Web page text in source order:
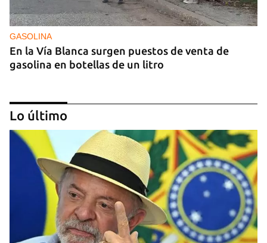
GASOLINA
En la Vía Blanca surgen puestos de venta de
gasolina en botellas de un litro
DONACIONES
Lo último